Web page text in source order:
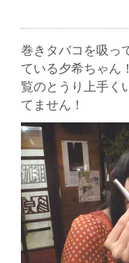
巻きタバコを吸っ
ている夕希ちゃん
覧のとうり上手く
てません！